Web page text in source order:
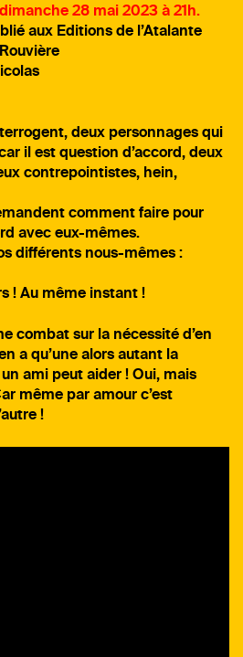
28 mai 2023 à 21h.
aux Editions de l’Atalante
deux personnages qui
il est question d’accord, deux
contrepointistes, hein,
comment faire pour
avec eux-mêmes.
différents nous-mêmes :
! Au même instant !
combat sur la nécessité d’en
a qu’une alors autant la
ami peut aider ! Oui, mais
même par amour c’est
!